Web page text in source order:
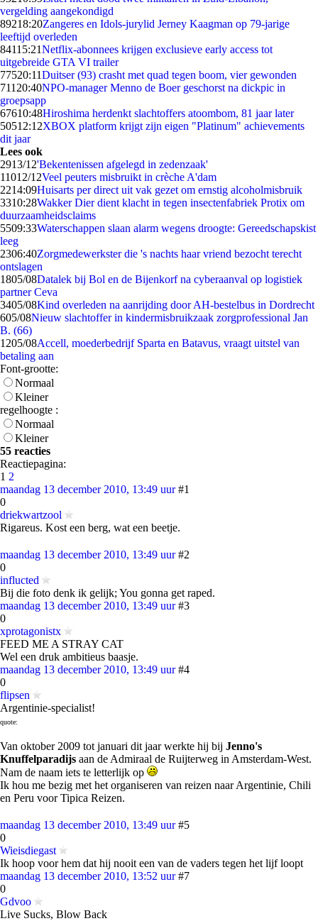
vergelding aangekondigd
89218:20Zangeres en Idols-jurylid Jerney Kaagman op 79-jarige
leeftijd overleden
84115:21Netflix-abonnees krijgen exclusieve early access tot
uitgebreide GTA VI trailer
77520:11Duitser (93) crasht met quad tegen boom, vier gewonden
711 20:40NPO-manager Menno de Boer geschorst na dickpic in
groepsapp
67610:48Hiroshima herdenkt slachtoffers atoombom, 81 jaar later
50512:12XBOX platform krijgt zijn eigen "Platinum" achievements
dit jaar
Lees ook
2913/12'Bekentenissen afgelegd in zedenzaak'
11012/12Veel peuters misbruikt in crèche A'dam
2214:09Huisarts per direct uit vak gezet om ernstig alcoholmisbruik
3310:28Wakker Dier dient klacht in tegen insectenfabriek Protix om
duurzaamheidsclaims
5509:33Waterschappen slaan alarm wegens droogte: Gereedschapskist
leeg
2306:40Zorgmedewerkster die 's nachts haar vriend bezocht terecht
ontslagen
1805/08Datalek bij Bol en de Bijenkorf na cyberaanval op logistiek
partner Ceva
3405/08Kind overleden na aanrijding door AH-bestelbus in Dordrecht
605/08Nieuw slachtoffer in kindermisbruikzaak zorgprofessional Jan
B. (66)
1205/08Accell, moederbedrijf Sparta en Batavus, vraagt uitstel van
betaling aan
Font-grootte:
Normaal
Kleiner
regelhoogte :
Normaal
Kleiner
55 reacties
Reactiepagina:
1 2
maandag 13 december 2010, 13:49 uur #1
0
driekwartzool
Rigareus. Kost een berg, wat een beetje.
maandag 13 december 2010, 13:49 uur #2
0
influcted
Bij die foto denk ik gelijk; You gonna get raped.
maandag 13 december 2010, 13:49 uur #3
0
xprotagonistx
FEED ME A STRAY CAT
Wel een druk ambitieus baasje.
maandag 13 december 2010, 13:49 uur #4
0
flipsen
Argentinie-specialist!
quote:
Van oktober 2009 tot januari dit jaar werkte hij bij Jenno's
Knuffelparadijs aan de Admiraal de Ruijterweg in Amsterdam-West.
Nam de naam iets te letterlijk op
Ik hou me bezig met het organiseren van reizen naar Argentinie, Chili
en Peru voor Tipica Reizen.
maandag 13 december 2010, 13:49 uur #5
0
Wieisdiegast
Ik hoop voor hem dat hij nooit een van de vaders tegen het lijf loopt
maandag 13 december 2010, 13:52 uur #7
0
Gdvoo
Live Sucks, Blow Back